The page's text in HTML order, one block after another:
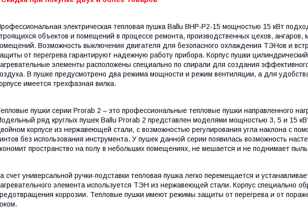
электрическая тепловая пушка Ballu BHP-P2-15 мощностью 15 кВт
объектов и помещений в процессе ремонта, производственных цехов, ангаров,
Возможность выключения двигателя для безопасного охлаждения ТЭНов и
от перегрева гарантируют надежную работу прибора. Корпус пушки
элементы расположены специально по спирали для создания
В пушке предусмотрено два режима мощности и режим вентиляции, а для
имеется трехфазная вилка.
пушки серии Prorab 2 – это профессиональные тепловые пушки направленного
ряд круглых пушек Ballu Prorab 2 представлен моделями мощностью 3, 5 и 15
корпусе из нержавеющей стали, с возможностью регулирования угла наклона с
без использования инструмента. У пушек данной серии появилась возможность
пространство на полу в небольших помещениях, не мешается и не поднимает
счет универсальной ручки-подставки тепловая пушка легко перемещается и
элемента используется ТЭН из нержавеющей стали. Корпус специально
коррозии. Тепловые пушки имеют режимы защиты от перегрева и от